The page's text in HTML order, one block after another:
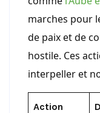
marches pour
de paix et de
hostile. Ces
interpeller et
Action